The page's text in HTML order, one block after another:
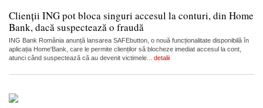
Clienții ING pot bloca singuri accesul la conturi, din Home
Bank, dacă suspectează o fraudă
ING Bank România anunță lansarea SAFEbutton, o nouă funcționalitate disponibilă în
aplicația Home'Bank, care le permite clienților să blocheze imediat accesul la cont,
atunci când suspectează că au devenit victimele... detalii